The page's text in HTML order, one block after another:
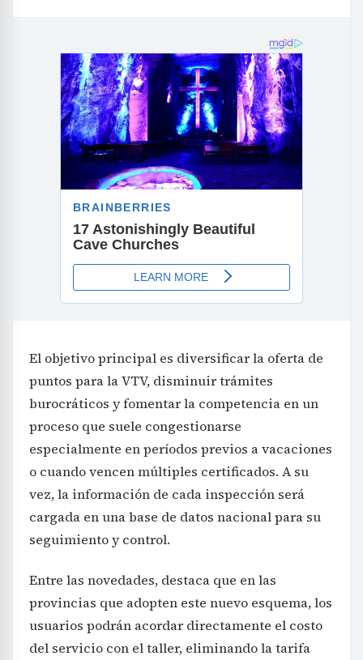
El objetivo principal es diversificar la oferta de
puntos para la VTV, disminuir trámites
burocráticos y fomentar la competencia en un
proceso que suele congestionarse
especialmente en períodos previos a vacaciones
o cuando vencen múltiples certificados. A su
vez, la información de cada inspección será
cargada en una base de datos nacional para su
seguimiento y control.
Entre las novedades, destaca que en las
provincias que adopten este nuevo esquema, los
usuarios podrán acordar directamente el costo
del servicio con el taller, eliminando la tarifa